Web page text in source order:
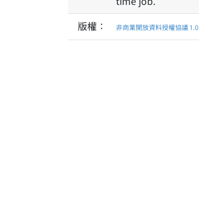
版權：
非商業開放資料授權協議 1.0